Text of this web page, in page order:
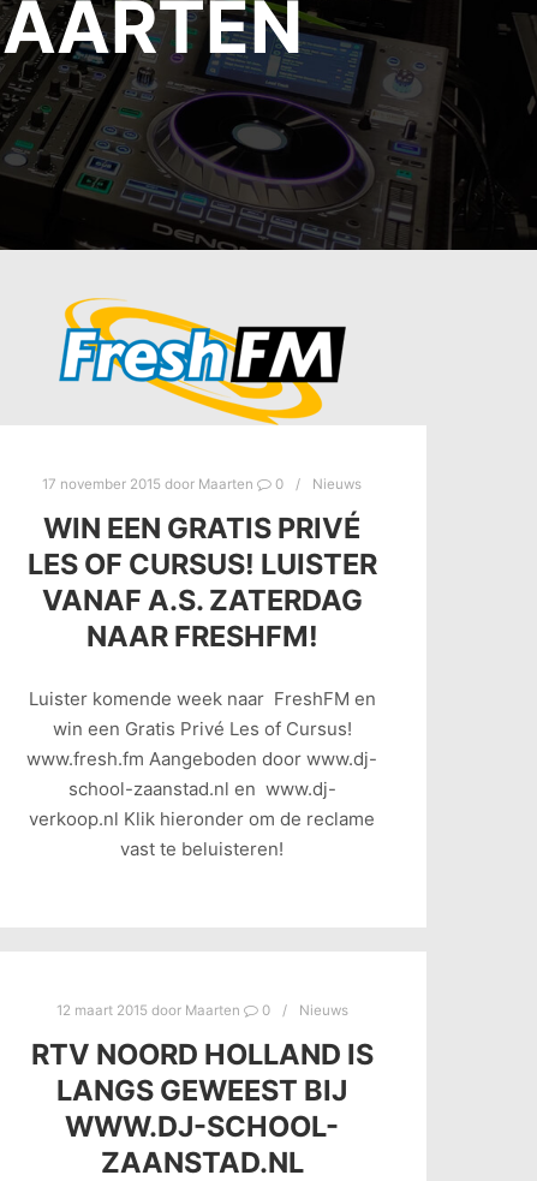
17 november 2015 door Maarten 0 Nieuws
WIN EEN GRATIS PRIVÉ
LES OF CURSUS! LUISTER
VANAF A.S. ZATERDAG
NAAR FRESHFM!
Luister komende week naar FreshFM en
win een Gratis Privé Les of Cursus!
www.fresh.fm Aangeboden door www.dj-
school-zaanstad.nl en www.dj-
verkoop.nl Klik hieronder om de reclame
vast te beluisteren!
12 maart 2015 door Maarten 0 Nieuws
RTV NOORD HOLLAND IS
LANGS GEWEEST BIJ
WWW.DJ-SCHOOL-
ZAANSTAD.NL